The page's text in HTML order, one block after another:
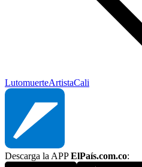
LutomuerteArtistaCali
Descarga la APPElPaís.com.co: